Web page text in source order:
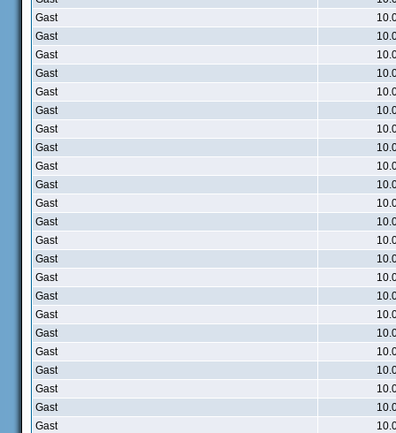
Gast
Gast
Gast
Gast
Gast
Gast
Gast
Gast
Gast
Gast
Gast
Gast
Gast
Gast
Gast
Gast
Gast
Gast
Gast
Gast
Gast
Gast
Gast